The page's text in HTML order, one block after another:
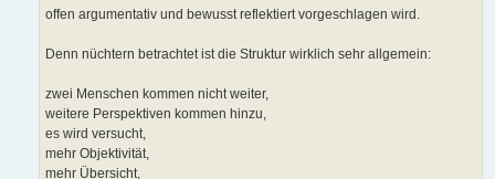
offen argumentativ und bewusst reflektiert vorgeschlagen wird.
Denn nüchtern betrachtet ist die Struktur wirklich sehr allgemein:
zwei Menschen kommen nicht weiter,
weitere Perspektiven kommen hinzu,
es wird versucht,
mehr Objektivität,
mehr Übersicht,